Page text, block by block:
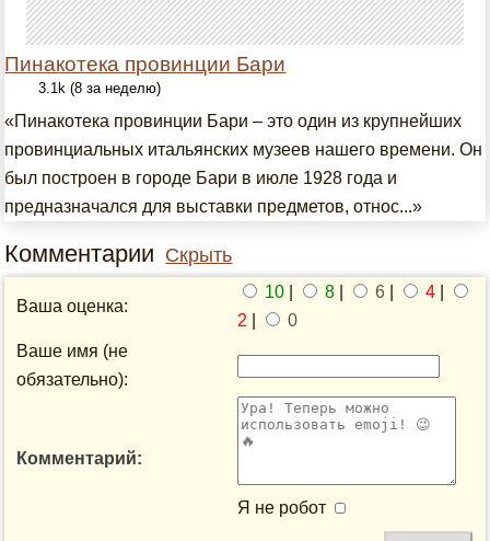
Пинакотека провинции Бари
3.1k (8 за неделю)
«Пинакотека провинции Бари – это один из крупнейших
провинциальных итальянских музеев нашего времени. Он
был построен в городе Бари в июле 1928 года и
предназначался для выставки предметов, относ...»
Комментарии Скрыть
Ваша оценка:
10 8 6 4
2
0
Ваше имя (не
обязательно):
Комментарий:
Я не робот